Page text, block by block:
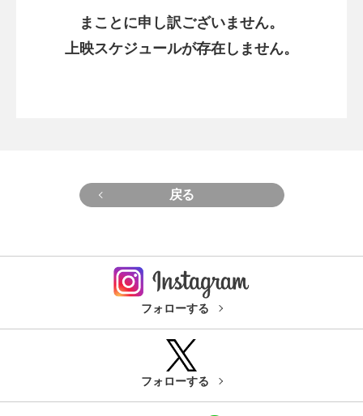
まことに申し訳ございません。
上映スケジュールが存在しません。
戻る
フォローする
フォローする